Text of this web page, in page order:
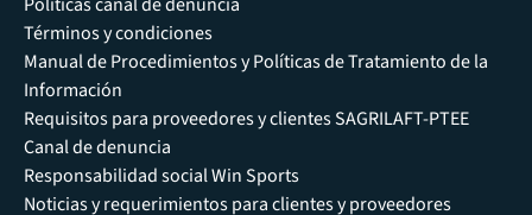
Términos y condiciones
Manual de Procedimientos y Políticas de Tratamiento de la
Información
Requisitos para proveedores y clientes SAGRILAFT-PTEE
Canal de denuncia
Responsabilidad social Win Sports
Noticias y requerimientos para clientes y proveedores